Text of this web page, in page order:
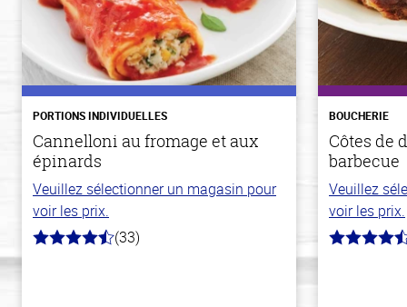
PORTIONS INDIVIDUELLES
Cannelloni au fromage et aux
épinards
Veuillez sélectionner un magasin pour
voir les prix.
4.2
(33)
BOUCHERIE
Côtes de
barbecue
Veuillez
voir les prix.
4.7